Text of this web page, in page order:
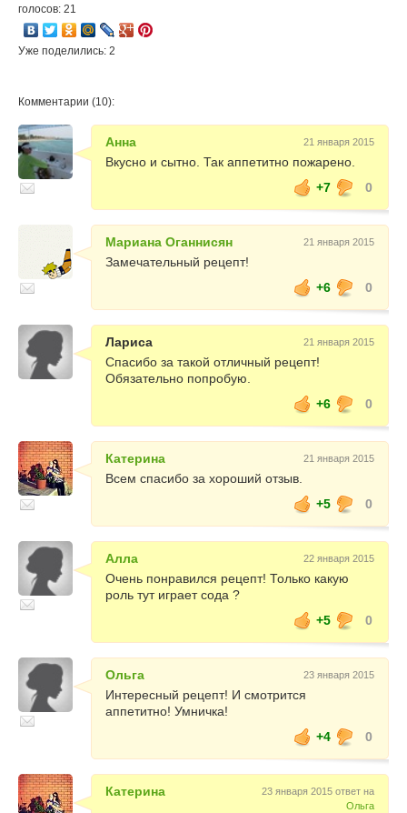
голосов: 21
Уже поделились: 2
Комментарии (10):
Анна 21 января 2015
Вкусно и сытно. Так аппетитно пожарено.
+7
0
Мариана Оганнисян 21 января 2015
Замечательный рецепт!
+6
0
Лариса 21 января 2015
Спасибо за такой отличный рецепт!
Обязательно попробую.
+6
0
Катерина 21 января 2015
Всем спасибо за хороший отзыв.
+5
0
Алла 22 января 2015
Очень понравился рецепт! Только какую
роль тут играет сода ?
+5
0
Ольга 23 января 2015
Интересный рецепт! И смотрится
аппетитно! Умничка!
+4
0
Катерина
23 января 2015 ответ на
Ольга